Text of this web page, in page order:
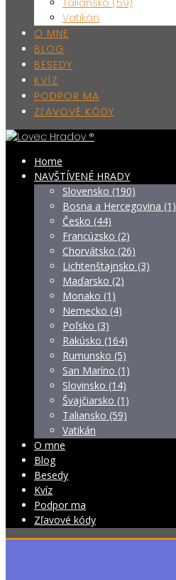
Taliansko (59)
Vatikán
O MNE
BLOG
BESEDY
KVÍZ
PODPOR MA
ZĽAVOVÉ KÓDY
Home
NAVŠTÍVENÉ HRADY
Slovensko (190)
Bosna a Hercegovina (1)
Česko (44)
Francúzsko (2)
Chorvátsko (26)
Lichtenštajnsko (3)
Maďarsko (2)
Monako (1)
Nemecko (4)
Poľsko (3)
Rakúsko (164)
Rumunsko (5)
San Maríno (1)
Slovinsko (14)
Švajčiarsko (1)
Taliansko (59)
Vatikán
O mne
Blog
Besedy
Kvíz
Podpor ma
Zľavové kódy